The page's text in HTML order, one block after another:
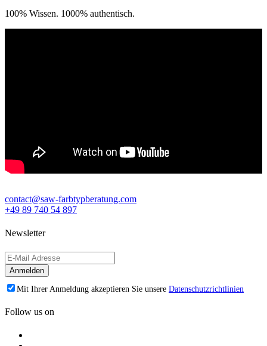
100% Wissen. 1000% authentisch.
contact@saw-farbtypberatung.com
+49 89 740 54 897
Newsletter
Mit Ihrer Anmeldung akzeptieren Sie unsere Datenschutzrichtlinien
Follow us on